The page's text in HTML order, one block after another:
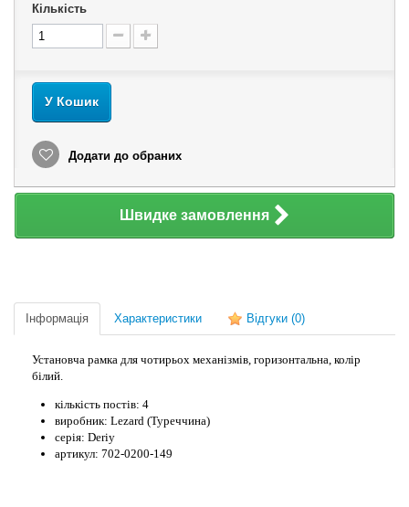
Кількість
У Кошик
Додати до обраних
Швидке замовлення
Інформація Характеристики Відгуки (0)
Установча рамка для чотирьох механізмів, горизонтальна, колір
білий.
кількість постів: 4
виробник: Lezard (Туреччина)
серія: Deriy
артикул: 702-0200-149